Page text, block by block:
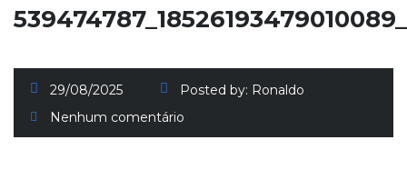
29/08/2025 Posted by: Ronaldo
Nenhum comentário